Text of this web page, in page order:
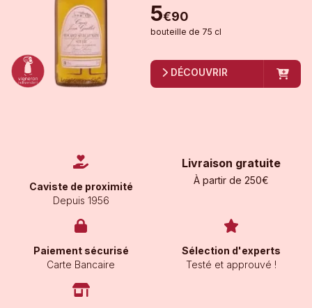
5€90
bouteille de 75 cl
DÉCOUVRIR
Caviste de proximité
Depuis 1956
Livraison gratuite
À partir de 250€
Paiement sécurisé
Carte Bancaire
Sélection d'experts
Testé et approuvé !